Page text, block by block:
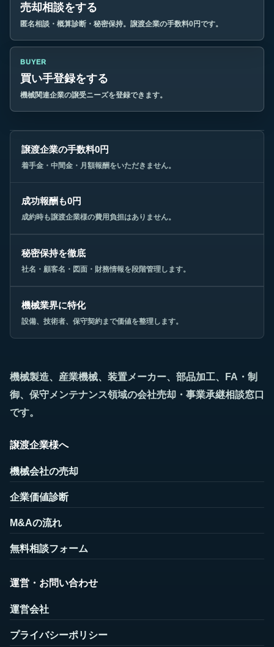
売却相談をする
匿名相談・概算診断・秘密保持。譲渡企業の手数料0円です。
BUYER
買い手登録をする
機械関連企業の譲受ニーズを登録できます。
譲渡企業の手数料0円
着手金・中間金・月額報酬をいただきません。
成功報酬も0円
成約時も譲渡企業様の費用負担はありません。
秘密保持を徹底
社名・顧客名・図面・財務情報を段階管理します。
機械業界に特化
設備、技術者、保守契約まで価値を整理します。
機械製造、産業機械、装置メーカー、部品加工、FA・制
御、保守メンテナンス領域の会社売却・事業承継相談窓口
です。
譲渡企業様へ
機械会社の売却
企業価値診断
M&Aの流れ
無料相談フォーム
運営・お問い合わせ
運営会社
プライバシーポリシー